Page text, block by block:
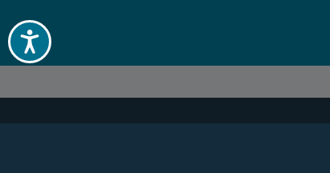
Acessibilidade